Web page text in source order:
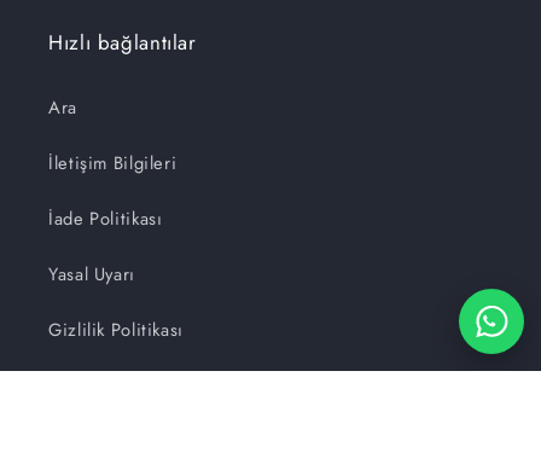
Hızlı bağlantılar
Ara
İletişim Bilgileri
İade Politikası
Yasal Uyarı
Gizlilik Politikası